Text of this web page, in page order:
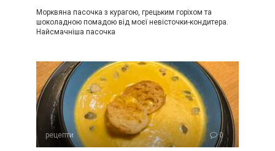
Морквяна пасочка з курагою, грецьким горіхом та
шоколадною помадою від моєї невісточки-кондитера.
Найсмачніша пасочка
рецепти 0